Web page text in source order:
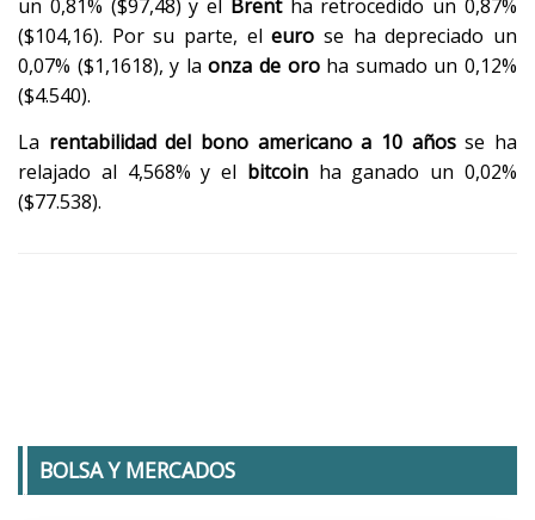
un 0,81% ($97,48) y el Brentha retrocedido un 0,87%
($104,16). Por su parte, eleuro se ha depreciado un
0,07% ($1,1618), y laonza de oroha sumado un 0,12%
($4.540).
La rentabilidad del bono americano a 10 añosse ha
relajado al 4,568% y el bitcoinha ganado un 0,02%
($77.538).
BOLSA Y MERCADOS